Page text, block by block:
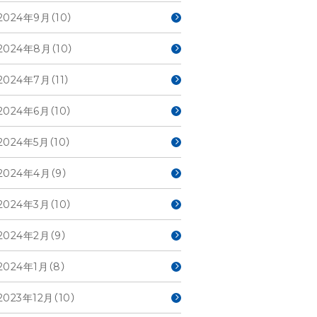
年9月（10）
年8月（10）
年7月（11）
年6月（10）
年5月（10）
年4月（9）
年3月（10）
年2月（9）
年1月（8）
年12月（10）